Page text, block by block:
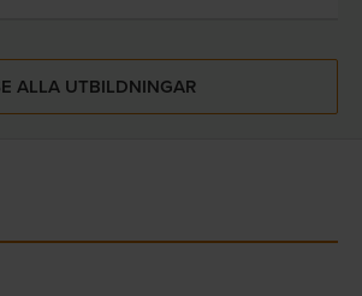
ALLA UTBILDNINGAR